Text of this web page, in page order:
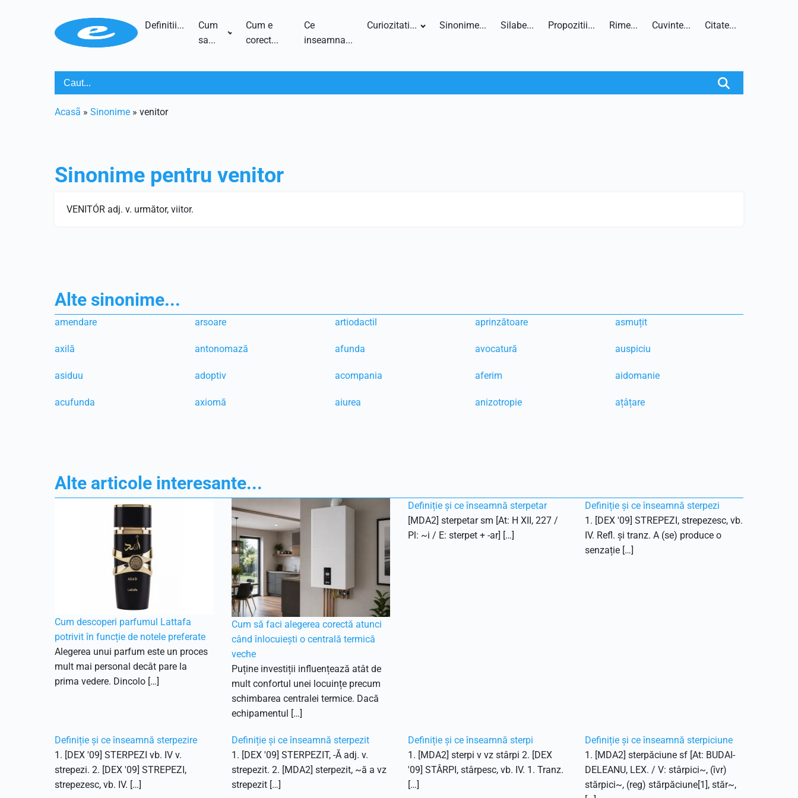
Definitii...
Cum
sa...
Cum e
corect...
Ce
inseamna...
Curiozitati... Sinonime... Silabe... Propozitii... Rime... Cuvinte... Citate...
Acasã » Sinonime » venitor
Sinonime pentru venitor
VENITÓR adj. v. următor, viitor.
Alte sinonime...
amendare arsoare artiodactil aprinzătoare asmuțit
axilă antonomază afunda avocatură auspiciu
asiduu adoptiv acompania aferim aidomanie
acufunda axiomă aiurea anizotropie ațâțare
Alte articole interesante...
Cum descoperi parfumul Lattafa
potrivit în funcție de notele preferate
Alegerea unui parfum este un proces
mult mai personal decât pare la
prima vedere. Dincolo […]
Cum să faci alegerea corectă atunci
când înlocuiești o centrală termică
veche
Puține investiții influențează atât de
mult confortul unei locuințe precum
schimbarea centralei termice. Dacă
echipamentul […]
Definiție și ce înseamnă sterpetar
[MDA2] sterpetar sm [At: H XII, 227 /
Pl: ~i / E: sterpet + -ar] […]
Definiție și ce înseamnă sterpezi
1. [DEX '09] STREPEZI, strepezesc, vb.
IV. Refl. și tranz. A (se) produce o
senzație […]
Definiție și ce înseamnă sterpezire
1. [DEX '09] STERPEZI vb. IV v.
strepezi. 2. [DEX '09] STREPEZI,
strepezesc, vb. IV. […]
Definiție și ce înseamnă sterpezit
1. [DEX '09] STERPEZIT, -Ă adj. v.
strepezit. 2. [MDA2] sterpezit, ~ă a vz
strepezit […]
Definiție și ce înseamnă sterpi
1. [MDA2] sterpi v vz stârpi 2. [DEX
'09] STÂRPI, stârpesc, vb. IV. 1. Tranz.
[…]
Definiție și ce înseamnă sterpiciune
1. [MDA2] sterpăciune sf [At: BUDAI-
DELEANU, LEX. / V: stârpici~, (îvr)
stărpici~, (reg) stărpăciune[1], stăr~,